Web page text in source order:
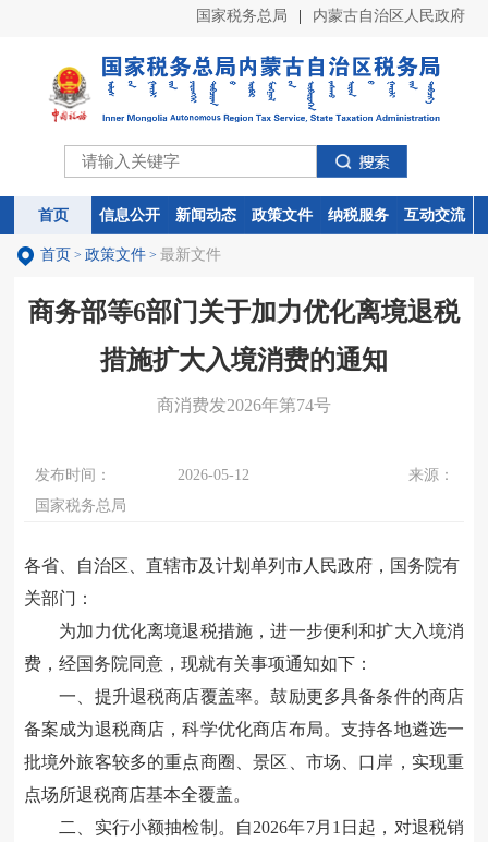
国家税务总局 内蒙古自治区人民政府
首页 信息公开 新闻动态 政策文件 纳税服务 互动交流
首页 信息公开 新闻动态 政策文件 纳税服务 互动交流
首页 > 政策文件> 最新文件
商务部等6部门关于加力优化离境退税
措施扩大入境消费的通知
商消费发2026年第74号
发布时间： 2026-05-12
来源：
国家税务总局
各省、自治区、直辖市及计划单列市人民政府，国务院有
关部门：
为加力优化离境退税措施，进一步便利和扩大入境消
费，经国务院同意，现就有关事项通知如下：
一、提升退税商店覆盖率。鼓励更多具备条件的商店
备案成为退税商店，科学优化商店布局。支持各地遴选一
批境外旅客较多的重点商圈、景区、市场、口岸，实现重
点场所退税商店基本全覆盖。
二、实行小额抽检制。自2026年7月1日起，对退税销